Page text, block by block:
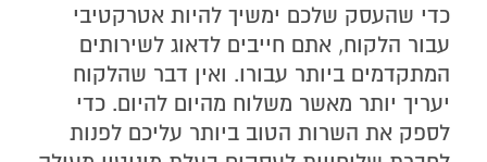
כדי שהעסק שלכם ימשיך להיות אטרקטיבי
עבור הלקוח, אתם חייבים לדאוג לשירותים
המתקדמים ביותר עבורו. ואין דבר שהלקוח
יעריך יותר מאשר משלוח מהיום להיום. כדי
לספק את השרות הטוב ביותר עליכם לפנות